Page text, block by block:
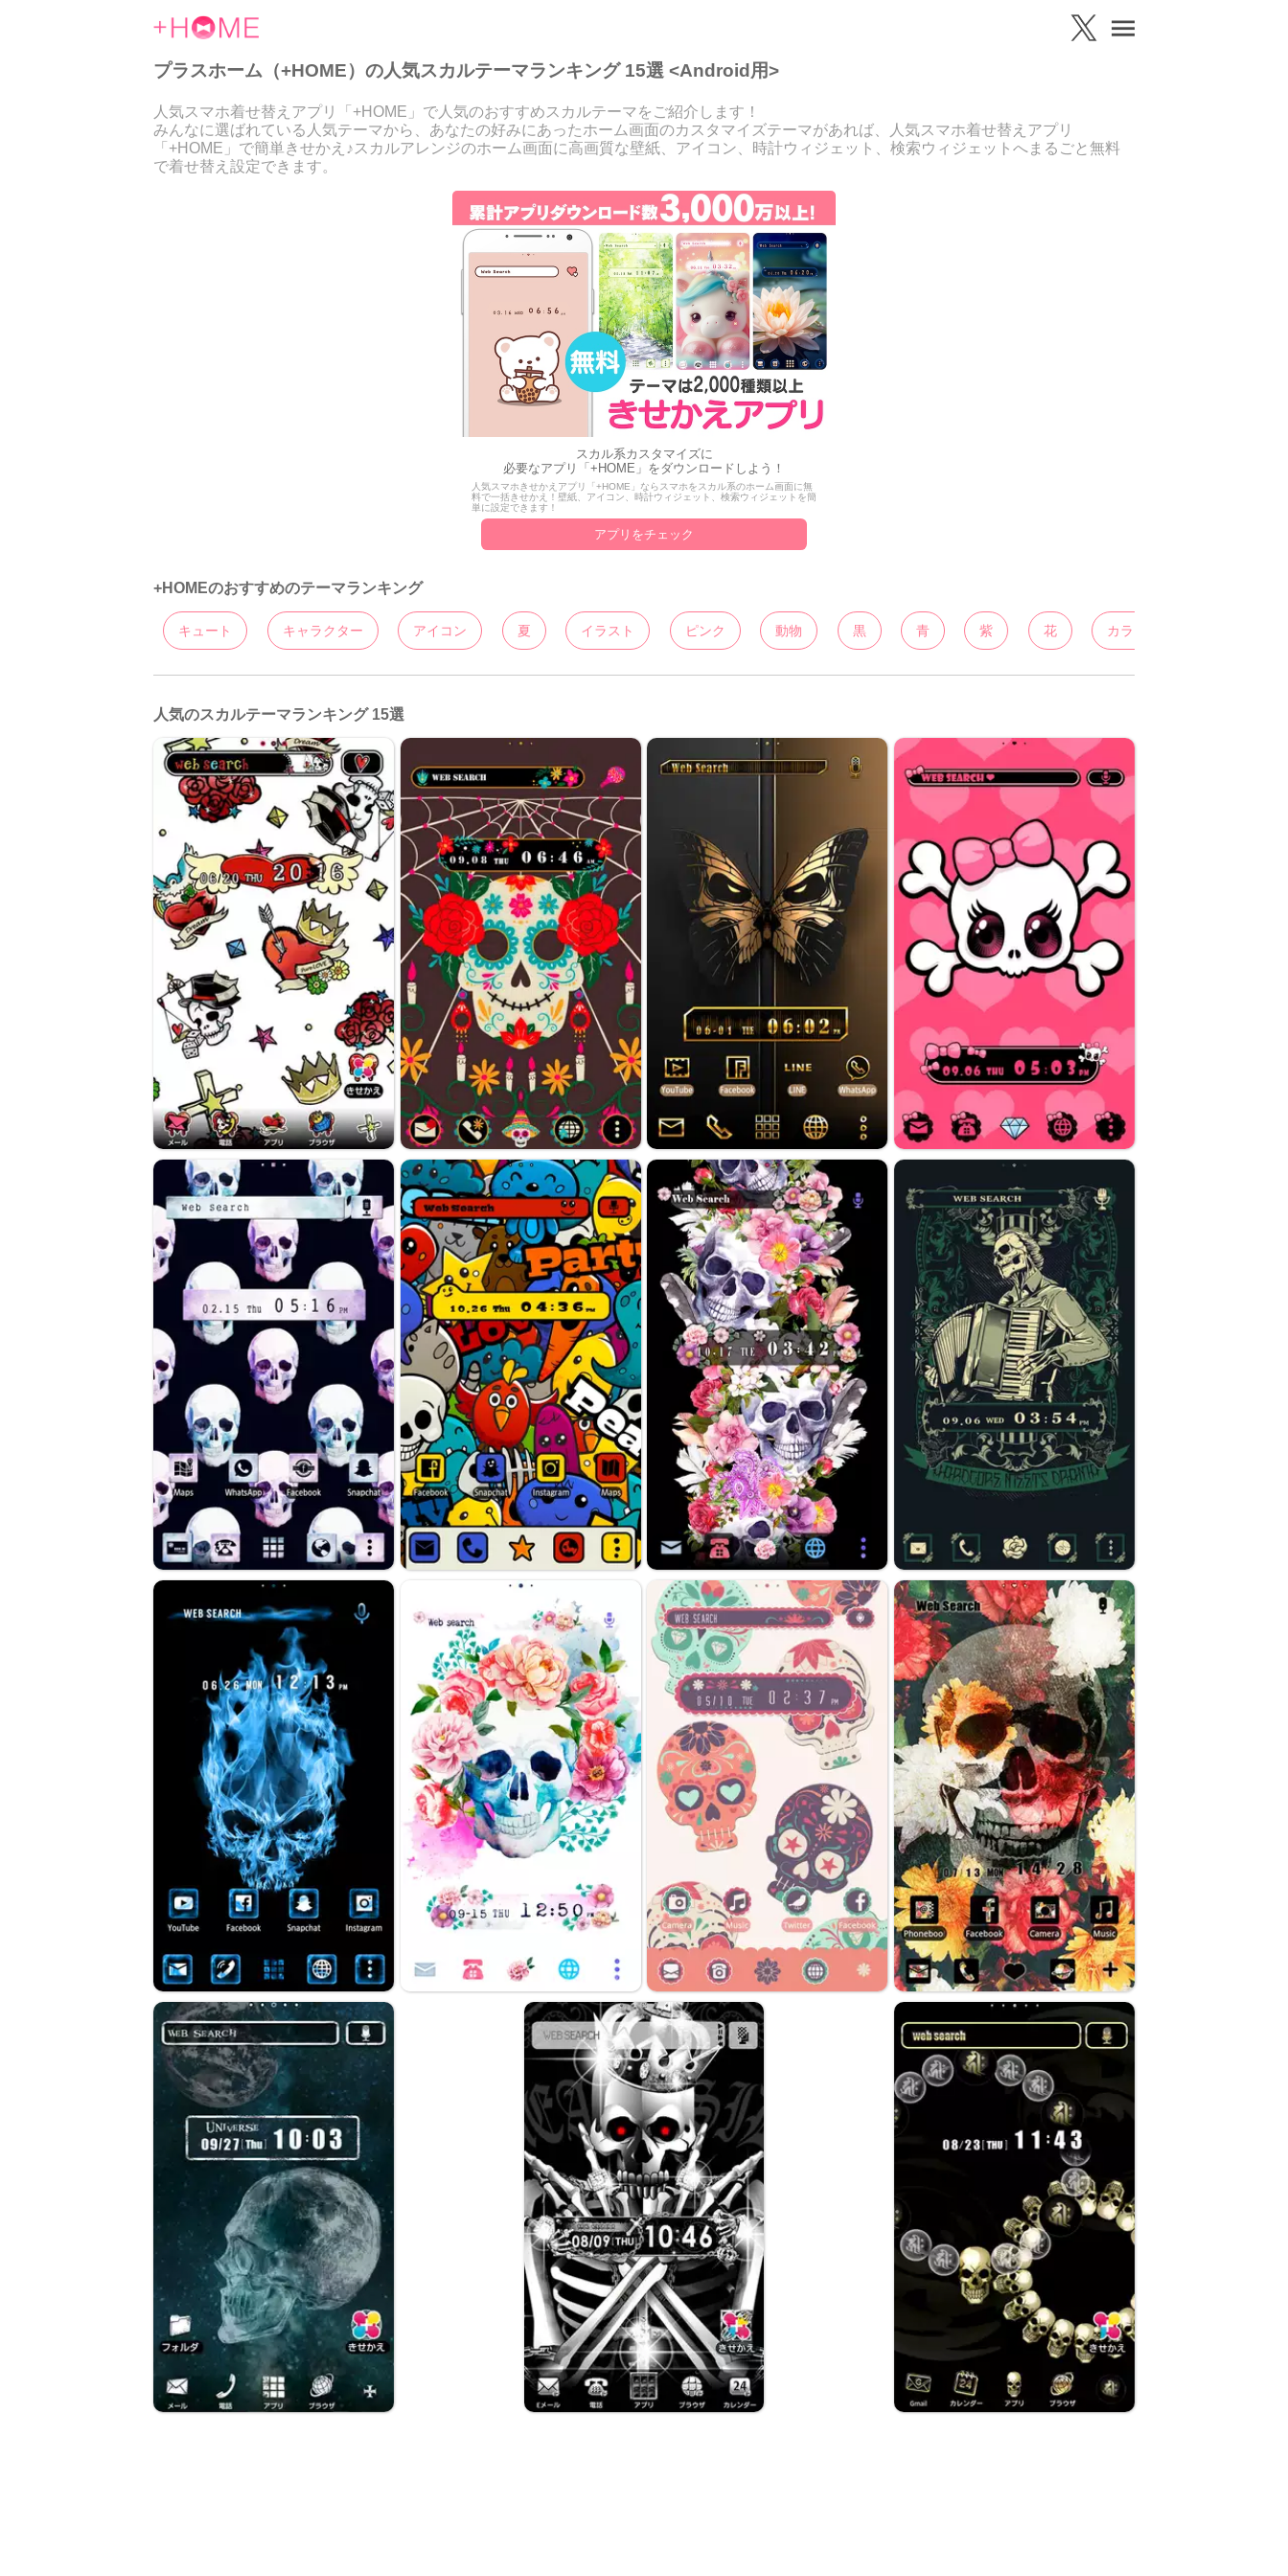
プラスホーム（+HOME）の人気スカルテーマランキング 15選 <Android用>
人気スマホ着せ替えアプリ「+HOME」で人気のおすすめスカルテーマをご紹介します！
みんなに選ばれている人気テーマから、あなたの好みにあったホーム画面のカスタマイズテーマがあれば、人気スマホ着せ替えアプリ
「+HOME」で簡単きせかえ♪スカルアレンジのホーム画面に高画質な壁紙、アイコン、時計ウィジェット、検索ウィジェットへまるごと無料
で着せ替え設定できます。
スカル系カスタマイズに
必要なアプリ「+HOME」をダウンロードしよう！
人気スマホきせかえアプリ「+HOME」ならスマホをスカル系のホーム画面に無
料で一括きせかえ！壁紙、アイコン、時計ウィジェット、検索ウィジェットを簡
単に設定できます！
アプリをチェック
+HOMEのおすすめのテーマランキング
キュート キャラクター アイコン 夏 イラスト ピンク 動物 黒 青 紫 花 カラフル
人気のスカルテーマランキング 15選